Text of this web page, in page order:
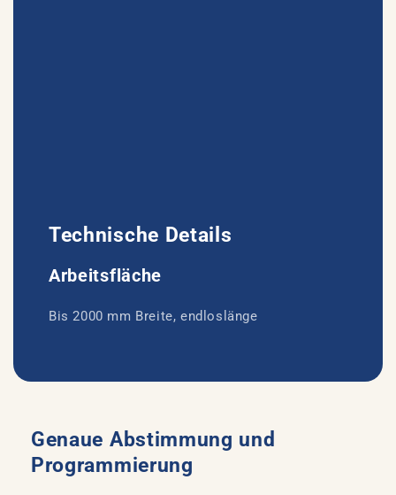
Technische Details
Arbeitsfläche
Bis 2000 mm Breite, endloslänge
Genaue Abstimmung und
Programmierung